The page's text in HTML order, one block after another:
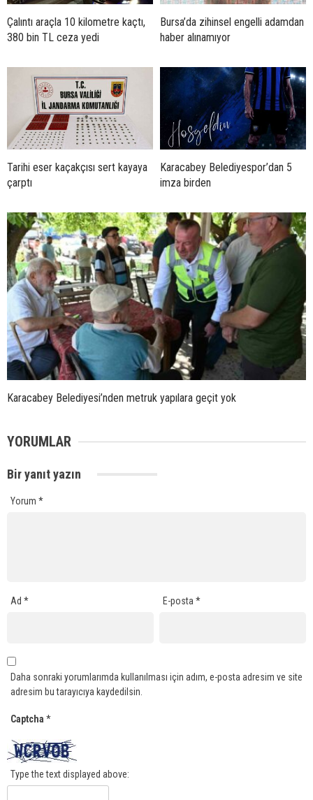
Çalıntı araçla 10 kilometre kaçtı,
380 bin TL ceza yedi
Bursa’da zihinsel engelli adamdan
haber alınamıyor
Tarihi eser kaçakçısı sert kayaya
çarptı
Karacabey Belediyespor’dan 5
imza birden
Karacabey Belediyesi’nden metruk yapılara geçit yok
YORUMLAR
Bir yanıt yazın
Yorum *
Ad * E-posta*
Daha sonraki yorumlarımda kullanılması için adım, e-posta adresim ve site
adresim bu tarayıcıya kaydedilsin.
Captcha *
Type the text displayed above: